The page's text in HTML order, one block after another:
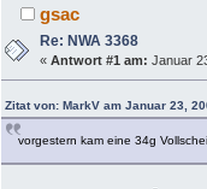
gsac
Re: NWA 3368
«Antwort #1 am: Januar
Zitat von: MarkV am Januar 23,
vorgestern kam eine 34g